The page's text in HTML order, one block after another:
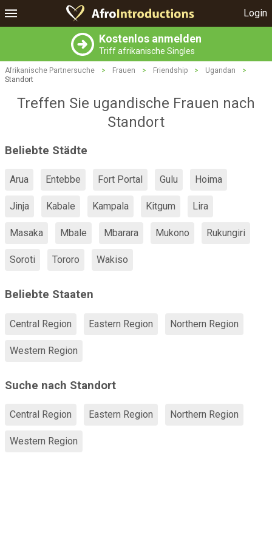
Login
Kostenlos anmelden
Triff afrikanische Singles
Afrikanische Partnersuche > Frauen > Friendship > Ugandan
>
Standort
Treffen Sie ugandische Frauen nach
Standort
Beliebte Städte
Arua Entebbe Fort Portal Gulu Hoima
Jinja Kabale Kampala Kitgum Lira
Masaka Mbale Mbarara Mukono Rukungiri
Soroti Tororo Wakiso
Beliebte Staaten
Central Region Eastern Region Northern Region
Western Region
Suche nach Standort
Central Region Eastern Region Northern Region
Western Region